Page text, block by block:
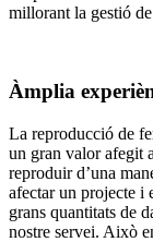
millorant la gestió de
Àmplia
La reproducció de
un gran valor afegit
reproduir d’una
afectar un projecte i
grans quantitats de
nostre servei. Això